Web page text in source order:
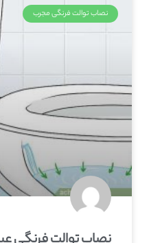
نصاب توالت فرنگی مجرب